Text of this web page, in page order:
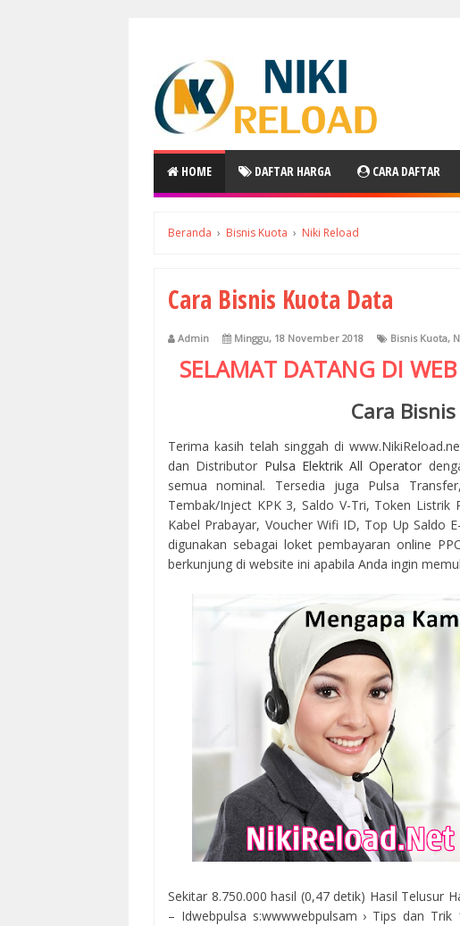
HOME DAFTAR HARGA CARA DAFTAR
Beranda › Bisnis Kuota › Niki Reload
Cara Bisnis Kuota Data
Admin Minggu, 18 November 2018 Bisnis Kuota,
SELAMAT DATANG DI WEB
Cara
Terima kasih telah singgah di
dan Distributor Pulsa Elektrik All Operator
semua nominal. Tersedia juga Pulsa
Tembak/Inject KPK 3, Saldo V-Tri, Token Listrik
Kabel Prabayar, Voucher Wifi ID, Top Up Saldo
digunakan sebagai loket pembayaran online
berkunjung di website ini apabila Anda ingin
Sekitar 8.750.000 hasil (0,47 detik) Hasil Telusur
– Idwebpulsa s:wwwwebpulsam › Tips dan